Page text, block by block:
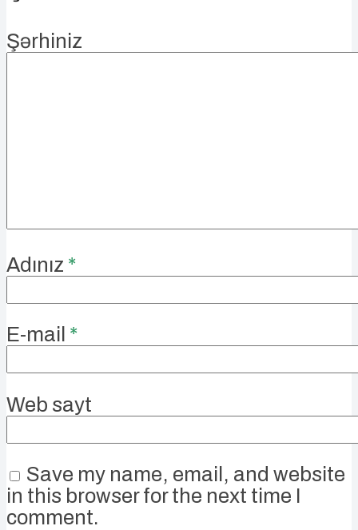
Şərhiniz
Adınız *
E-mail *
Web sayt
Save my name, email, and website
in this browser for the next time I
comment.